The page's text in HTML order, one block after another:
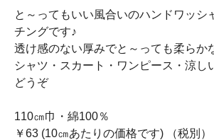
と～ってもいい風合いのハンドワッシ
チングです♪
透け感のない厚みでと～っても柔らか
シャツ・スカート・ワンピース・涼し
どうぞ
110㎝巾・綿100％
￥63 (10㎝あたりの価格です) （税別